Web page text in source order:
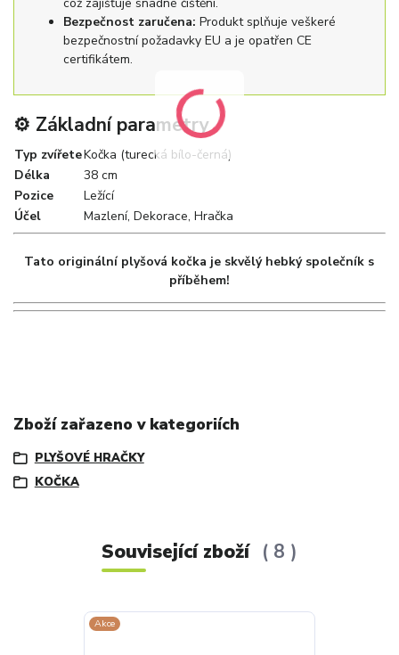
což zajišťuje snadné čištění.
Bezpečnost zaručena: Produkt splňuje veškeré
bezpečnostní požadavky EU a je opatřen CE
certifikátem.
⚙️ Základní parametry
Typ zvířeteKočka (turecká bílo-černá)
Délka
38 cm
Pozice
Ležící
Účel
Mazlení, Dekorace, Hračka
Tato originální plyšová kočka je skvělý hebký společník s
příběhem!
Zboží zařazeno v kategoriích
PLYŠOVÉ HRAČKY
KOČKA
Související zboží 8
Akce